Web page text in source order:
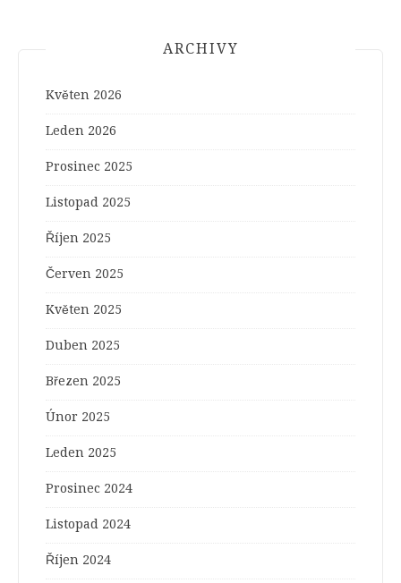
ARCHIVY
Květen 2026
Leden 2026
Prosinec 2025
Listopad 2025
Říjen 2025
Červen 2025
Květen 2025
Duben 2025
Březen 2025
Únor 2025
Leden 2025
Prosinec 2024
Listopad 2024
Říjen 2024